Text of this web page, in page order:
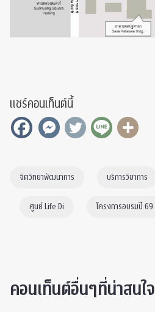
แชร์คอนเท็นต์นี้
จิตวิทยาพัฒนาการ บริการวิชาการ
ศูนย์ Life Di โครงการอบรมปี 69
คอนเท็นต์อื่นๆที่น่าสนใจ